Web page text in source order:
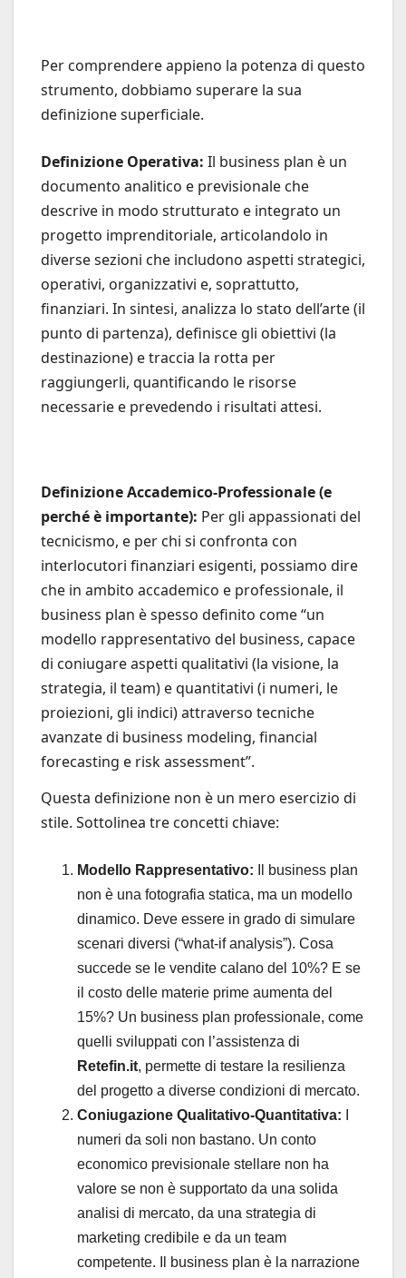
Per comprendere appieno la potenza di questo
strumento, dobbiamo superare la sua
definizione superficiale.
Definizione Operativa: Il business plan è un
documento analitico e previsionale che
descrive in modo strutturato e integrato un
progetto imprenditoriale, articolandolo in
diverse sezioni che includono aspetti strategici,
operativi, organizzativi e, soprattutto,
finanziari. In sintesi, analizza lo stato dell’arte (il
punto di partenza), definisce gli obiettivi (la
destinazione) e traccia la rotta per
raggiungerli, quantificando le risorse
necessarie e prevedendo i risultati attesi.
Definizione Accademico-Professionale (e
perché è importante): Per gli appassionati del
tecnicismo, e per chi si confronta con
interlocutori finanziari esigenti, possiamo dire
che in ambito accademico e professionale, il
business plan è spesso definito come “un
modello rappresentativo del business, capace
di coniugare aspetti qualitativi (la visione, la
strategia, il team) e quantitativi (i numeri, le
proiezioni, gli indici) attraverso tecniche
avanzate di business modeling, financial
forecasting e risk assessment”.
Questa definizione non è un mero esercizio di
stile. Sottolinea tre concetti chiave:
Modello Rappresentativo: Il business plan
non è una fotografia statica, ma un modello
dinamico. Deve essere in grado di simulare
scenari diversi (“what-if analysis”). Cosa
succede se le vendite calano del 10%? E se
il costo delle materie prime aumenta del
15%? Un business plan professionale, come
quelli sviluppati con l’assistenza di
Retefin.it, permette di testare la resilienza
del progetto a diverse condizioni di mercato.
Coniugazione Qualitativo-Quantitativa:
numeri da soli non bastano. Un conto
economico previsionale stellare non ha
valore se non è supportato da una solida
analisi di mercato, da una strategia di
marketing credibile e da un team
competente. Il business plan è la narrazione